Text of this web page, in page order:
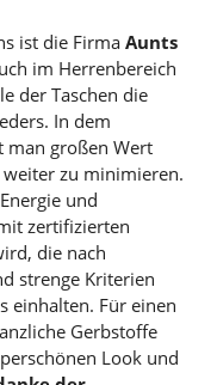
ist die Firma Aunts
im Herrenbereich
der Taschen die
In dem
man großen Wert
zu minimieren.
und
zertifizierten
die nach
strenge Kriterien
einhalten. Für einen
Gerbstoffe
Look und